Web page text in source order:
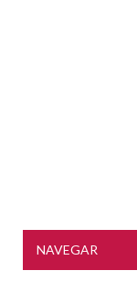
NAVEGAR